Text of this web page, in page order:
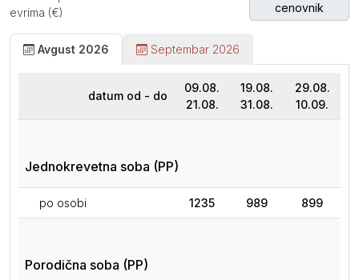
evrima (€)
cenovnik
Avgust 2026 Septembar 2026
datum od - do
09.08.
21.08.
19.08.
31.08.
29.08.
10.09.
Jednokrevetna soba (PP)
po osobi 1235 989 899
Porodična soba (PP)